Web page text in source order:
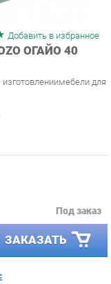
ОГАЙО 40
для
ЗАКАЗАТЬ